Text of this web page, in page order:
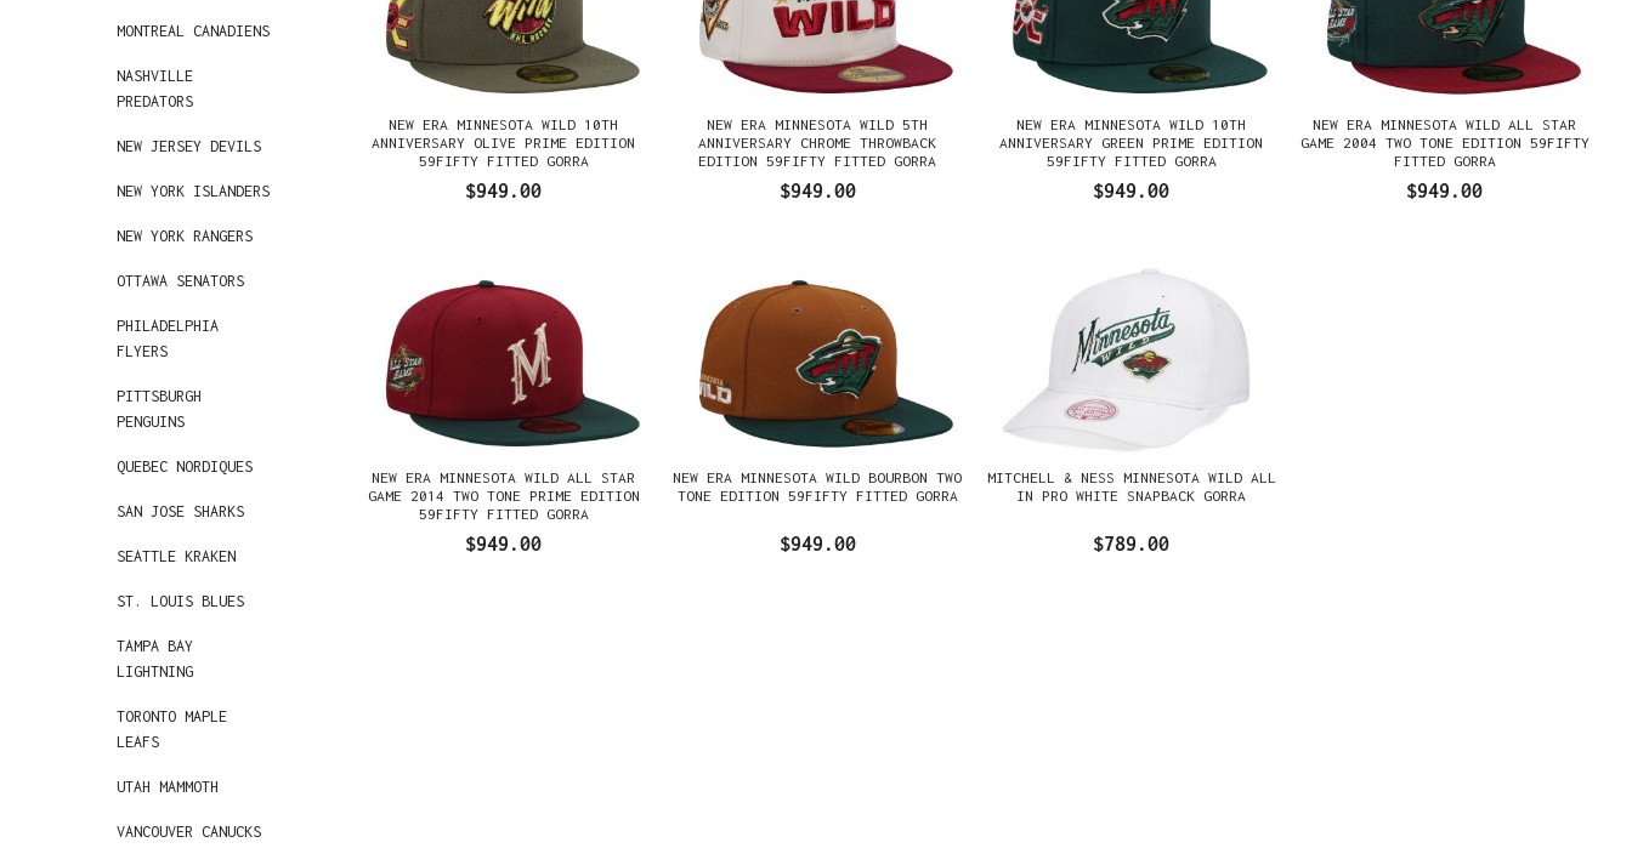
MONTREAL CANADIENS
NASHVILLE
PREDATORS
NEW JERSEY DEVILS
NEW YORK ISLANDERS
NEW YORK RANGERS
OTTAWA SENATORS
PHILADELPHIA
FLYERS
PITTSBURGH
PENGUINS
QUEBEC NORDIQUES
SAN JOSE SHARKS
SEATTLE KRAKEN
ST. LOUIS BLUES
TAMPA BAY
LIGHTNING
TORONTO MAPLE
LEAFS
UTAH MAMMOTH
VANCOUVER CANUCKS
NEW ERA MINNESOTA WILD 10TH
ANNIVERSARY OLIVE PRIME EDITION
59FIFTY FITTED GORRA
$949.00
NEW ERA MINNESOTA WILD 5TH
ANNIVERSARY CHROME THROWBACK
EDITION 59FIFTY FITTED GORRA
$949.00
NEW ERA MINNESOTA WILD 10TH
ANNIVERSARY GREEN PRIME EDITION
59FIFTY FITTED GORRA
$949.00
NEW ERA MINNESOTA WILD ALL STAR
GAME 2004 TWO TONE EDITION 59FIFTY
FITTED GORRA
$949.00
NEW ERA MINNESOTA WILD ALL STAR
GAME 2014 TWO TONE PRIME EDITION
59FIFTY FITTED GORRA
$949.00
NEW ERA MINNESOTA WILD BOURBON TWO
TONE EDITION 59FIFTY FITTED GORRA
$949.00
MITCHELL & NESS MINNESOTA WILD ALL
IN PRO WHITE SNAPBACK GORRA
$789.00